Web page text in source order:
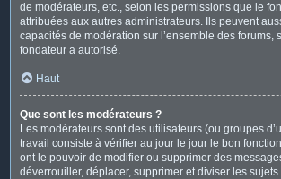
de modérateurs, etc., selon les permissions que le
attribuées aux autres administrateurs. Ils peuvent
capacités de modération sur l’ensemble des forums,
fondateur a autorisé.
Haut
Que sont les modérateurs ?
Les modérateurs sont des utilisateurs (ou groupes
travail consiste à vérifier au jour le jour le bon
ont le pouvoir de modifier ou supprimer des
déverrouiller, déplacer, supprimer et diviser les sujets